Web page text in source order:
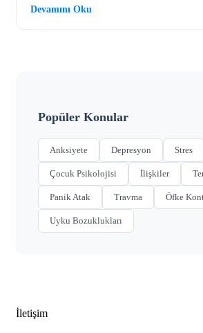
Devamını Oku
Popüler Konular
Anksiyete Depresyon Stres
Çocuk Psikolojisi İlişkiler
Panik Atak Travma Öfke
Uyku Bozuklukları
İletişim